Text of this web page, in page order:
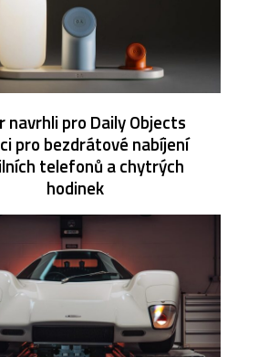
navrhli pro Daily Objects
pro bezdrátové nabíjení
telefonů a chytrých
hodinek